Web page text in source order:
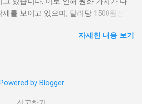
층에 의해 독점되고, 대다수의 국민이 경
안정과 빈곤 속에서 고통받게 되면, 사회
이 쌓이기 마련이다. 이와 같은 경제적
회적 불안이 증대할 경우 시민들은 무장
형을 해소하기 위해서는 공정한 세제 정
방식과 생활 방식을 완전히 변화시켰다.
라 개인의 역할과 목표 또한 변화할 수밖
회를 창출한다. 예를 들어, 정보통신기술
한 변화는 개인이 자신의 전문성을 더욱
있는 장점을 제공하며, 다양한 문화와
세를 보이고 있으며, 달러당 1500원선이
경제적 변화가 앞으로 어떻게 전개될지
의 제조업을 보호하기 위해 중국과 다른
자세한 내용 보기
Powered by Blogger